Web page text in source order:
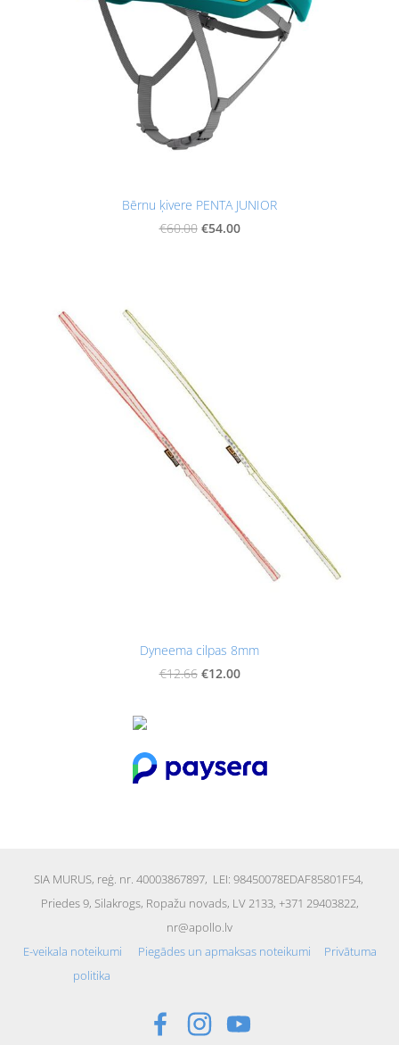
Bērnu ķivere PENTA JUNIOR
€60.00 €54.00
Dyneema cilpas 8mm
€12.66 €12.00
SIA MURUS, reģ. nr. 40003867897, LEI: 98450078EDAF85801F54,
Priedes 9, Silakrogs, Ropažu novads, LV 2133, +371 29403822,
nr@apollo.lv
E-veikala noteikumi
Piegādes un apmaksas noteikumi
Privātuma
politika